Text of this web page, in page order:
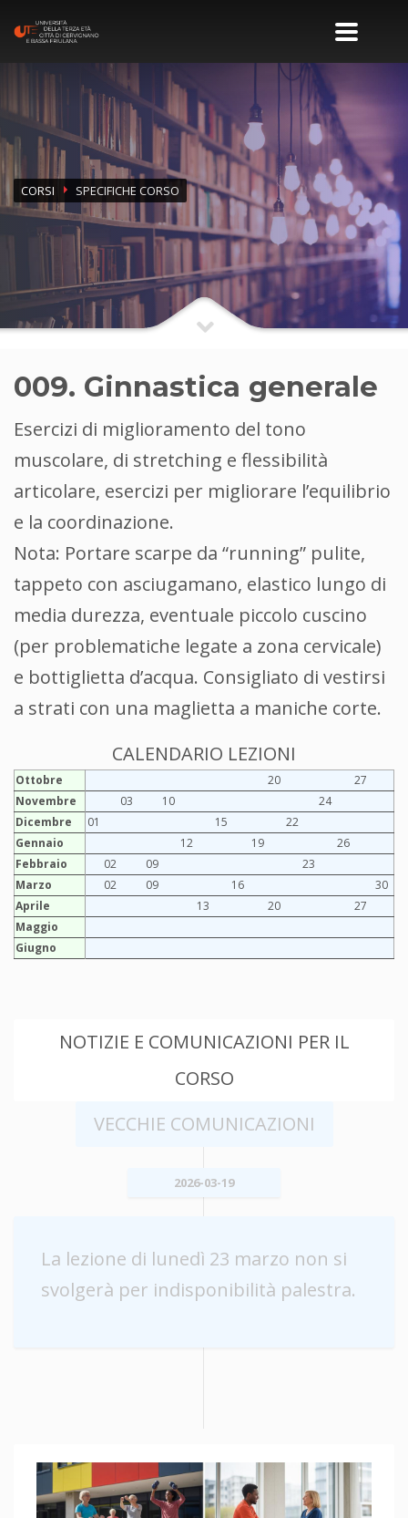
CORSI SPECIFICHE CORSO
009. Ginnastica generale
Esercizi di miglioramento del tono
muscolare, di stretching e flessibilità
articolare, esercizi per migliorare l’equilibrio
e la coordinazione.
Nota: Portare scarpe da “running” pulite,
tappeto con asciugamano, elastico lungo di
media durezza, eventuale piccolo cuscino
(per problematiche legate a zona cervicale)
e bottiglietta d’acqua. Consigliato di vestirsi
a strati con una maglietta a maniche corte.
CALENDARIO LEZIONI
Ottobre 20
27
Novembre
03 10
24
Dicembre
01 15
22
Gennaio
12 19
26
Febbraio
02 09
23
Marzo
02 09 16
30
Aprile
13 20
27
Maggio
Giugno
NOTIZIE E COMUNICAZIONI PER IL
CORSO
VECCHIE COMUNICAZIONI
2026-03-19
La lezione di lunedì 23 marzo non si
svolgerà per indisponibilità palestra.